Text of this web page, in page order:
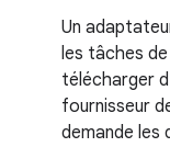
Un
les tâches
télécharger
fournisseur
demande les